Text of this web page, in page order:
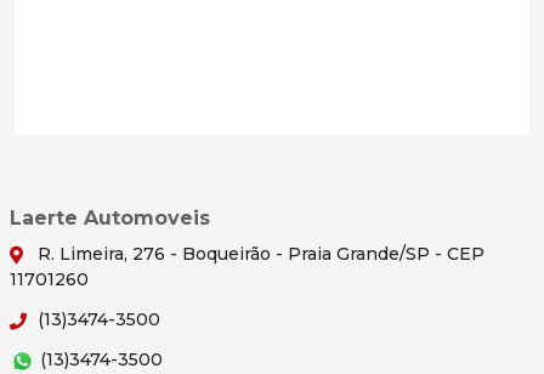
Laerte Automoveis
R. Limeira, 276 - Boqueirão - Praia Grande/SP - CEP
11701260
(13)3474-3500
(13)3474-3500